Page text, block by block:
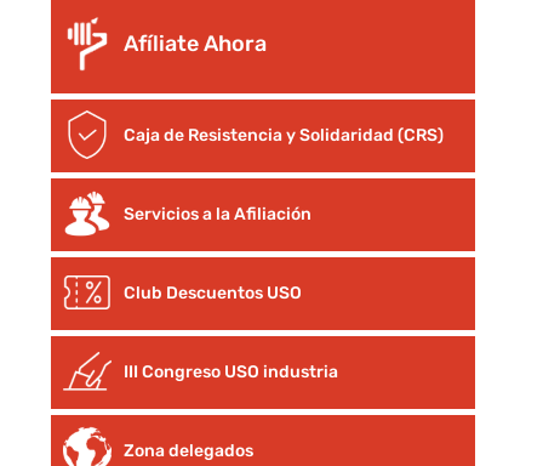
Afíliate Ahora
Caja de Resistencia y Solidaridad (CRS)
Servicios a la Afiliación
Club Descuentos USO
III Congreso USO industria
Zona delegados